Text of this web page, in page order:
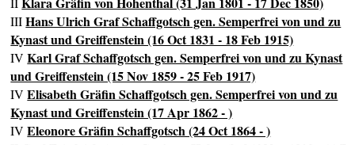
IIIHans Ulrich Graf Schaffgotsch gen. Semperfrei von und zu
Kynast und Greiffenstein (16 Oct 1831 - 18 Feb 1915)
IVKarl Graf Schaffgotsch gen. Semperfrei von und zu Kynast
und Greiffenstein (15 Nov 1859 - 25 Feb 1917)
IVElisabeth Gräfin Schaffgotsch gen. Semperfrei von und zu
Kynast und Greiffenstein (17 Apr 1862 - )
IVEleonore Gräfin Schaffgotsch (24 Oct 1864 - )